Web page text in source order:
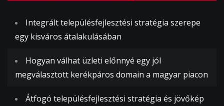
Integrált településfejlesztési stratégia szerepe
egy kisváros átalakulásában
Hogyan válhat üzleti előnnyé egy jól
megválasztott kerékpáros domain a magyar piacon
Átfogó településfejlesztési stratégia és jövőkép